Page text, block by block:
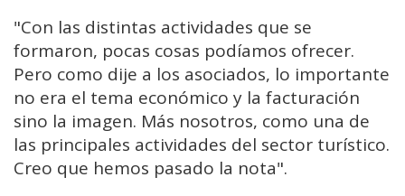
"Con las distintas actividades que se
formaron, pocas cosas podíamos ofrecer.
Pero como dije a los asociados, lo importante
no era el tema económico y la facturación
sino la imagen. Más nosotros, como una de
las principales actividades del sector turístico.
Creo que hemos pasado la nota".